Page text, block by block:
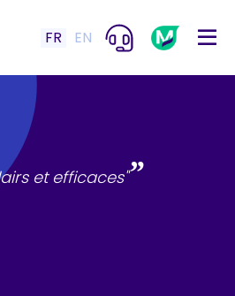
FR EN
et efficaces"”